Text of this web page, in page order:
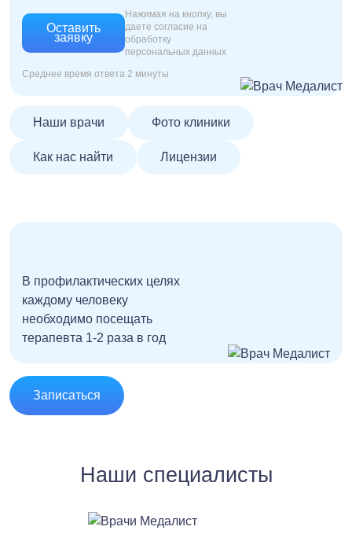
Оставить
заявку
Нажимая на кнопку, вы
даете согласие на
обработку
персональных данных
Среднее время ответа 2 минуты
Наши врачи Фото клиники
Как нас найти Лицензии
В профилактических целях
каждому человеку
необходимо посещать
терапевта 1-2 раза в год
Записаться
Наши специалисты